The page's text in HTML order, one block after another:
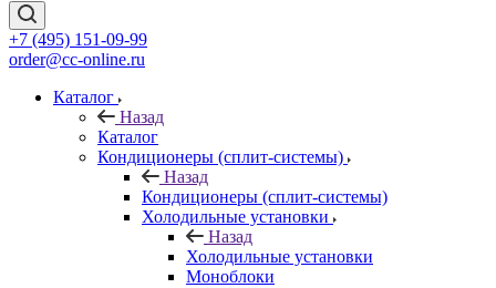
+7 (495) 151-09-99
order@cc-online.ru
Каталог
Назад
Каталог
Кондиционеры (сплит-системы)
Назад
Кондиционеры (сплит-системы)
Холодильные установки
Назад
Холодильные установки
Моноблоки